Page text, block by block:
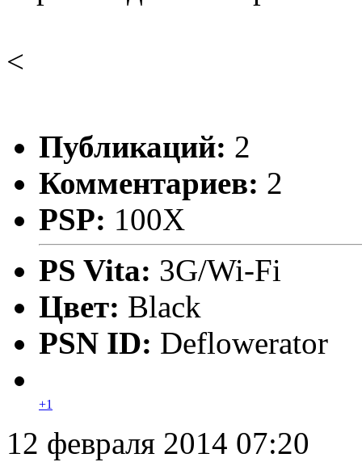
<
Публикаций: 2
Комментариев: 2
PSP: 100X
PS Vita: 3G/Wi-Fi
Цвет: Black
PSN ID: Deflowerator
+1
12 февраля 2014 07:20